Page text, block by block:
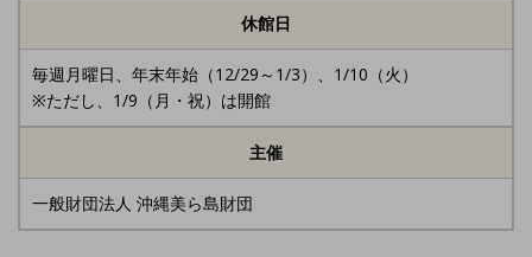
休館日
毎週月曜日、年末年始（12/29～1/3）、1/10（火）
※ただし、1/9（月・祝）は開館
主催
一般財団法人 沖縄美ら島財団